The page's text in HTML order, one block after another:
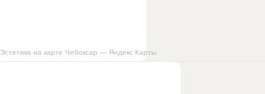
Эстетика на карте Чебоксар — Яндекс Карты